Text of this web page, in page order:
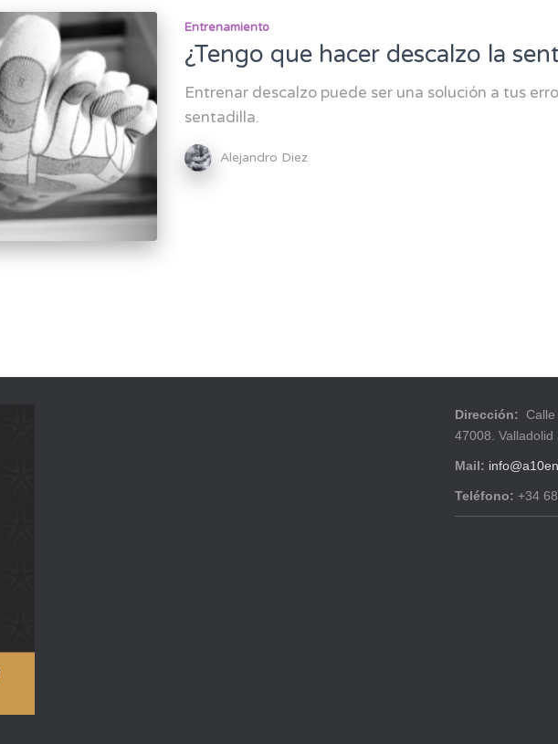
Entrenamiento
¿Tengo que hacer descalzo la
Entrenar descalzo puede ser una solución a tus
sentadilla.
Alejandro Diez
Dirección: Calle
47008. Valladolid
Mail:
Teléfono: +34